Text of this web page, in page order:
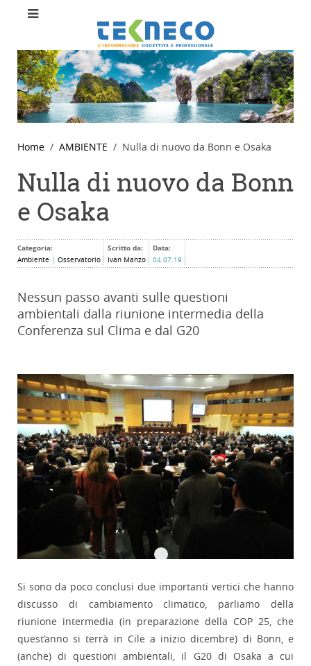
Home AMBIENTE Nulla di nuovo da Bonn e Osaka
Nulla di nuovo da Bonn
e Osaka
Categoria:
Ambiente Osservatorio
Scritto da:
Ivan Manzo
Data:
04.07.19
Nessun passo avanti sulle questioni
ambientali dalla riunione intermedia della
Conferenza sul Clima e dal G20
Si sono da poco conclusi due importanti vertici che hanno
discusso di cambiamento climatico, parliamo della
riunione intermedia (in preparazione della COP 25, che
quest’anno si terrà in Cile a inizio dicembre) di Bonn, e
(anche) di questioni ambientali, il G20 di Osaka a cui